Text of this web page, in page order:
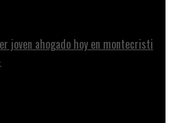
joven ahogado hoy en montecristi